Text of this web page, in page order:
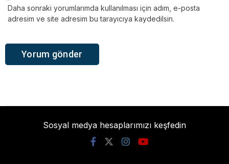
Daha sonraki yorumlarımda kullanılması için adım, e-posta
adresim ve site adresim bu tarayıcıya kaydedilsin.
Sosyal medya hesaplarımızı keşfedin